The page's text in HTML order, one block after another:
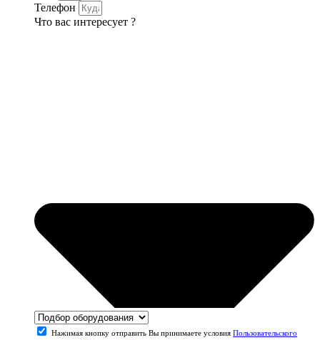
Телефон
Что вас интересует ?
Нажимая кнопку отправить Вы принимаете условия Пользовательского